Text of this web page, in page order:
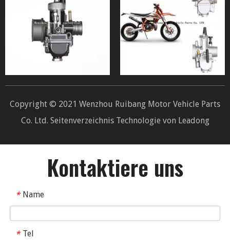
Copyright © 2021 Wenzhou Ruibang Motor Vehicle Parts
Co. Ltd. SeitenverzeichnisTechnologie von Leadong
Kontaktiere uns
* Name
* Tel